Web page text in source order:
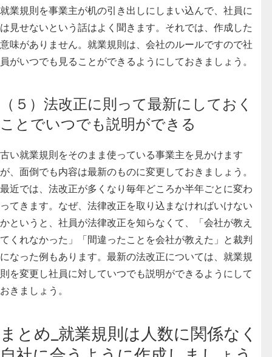
就業規則を事業主が机の引き出しにしまい込んで、社員に
は見せないという話はよく聞きます。それでは、作成した
意味がありません。就業規則は、会社のルールですので社
員がいつでも見ることができるようにしておきましょう。
（５）法改正に則って最新にしておく
ことでいつでも説明ができる
古い就業規則をそのまま使っている事業主を見かけます
が、面倒でも内容は最新のものに変更しておきましょう。
最近では、法改正が多くなり毎年どころか半年ごとに変わ
ってきます。なぜ、法律改正を取り込まなければいけない
かというと、社員が法律改正を知らなくて、「会社が教え
てくれなかった」「間違ったことを会社が教えた」と裁判
になった例もあります。最新の法改正については、就業規
則を変更し社員に対していつでも説明ができるようにして
おきましょう。
まとめ_就業規則は人数に関係なく